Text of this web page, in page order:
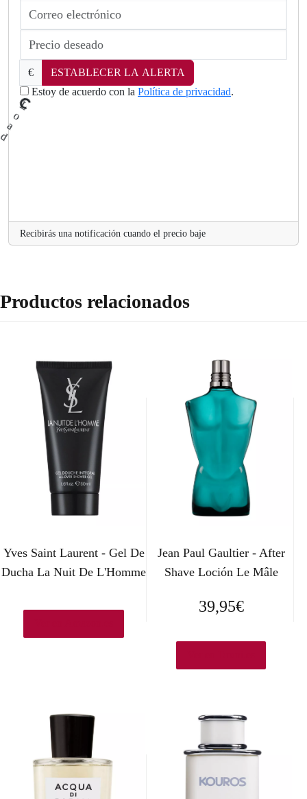
€
ESTABLECER LA ALERTA
Estoy de acuerdo con la Política de privacidad.
Loa
i
ng
.. .
Recibirás una notificación cuando el precio baje
Productos relacionados
Yves Saint Laurent - Gel De
Ducha La Nuit De L'Homme
Jean Paul Gaultier - After
Shave Loción Le Mâle
39,95€